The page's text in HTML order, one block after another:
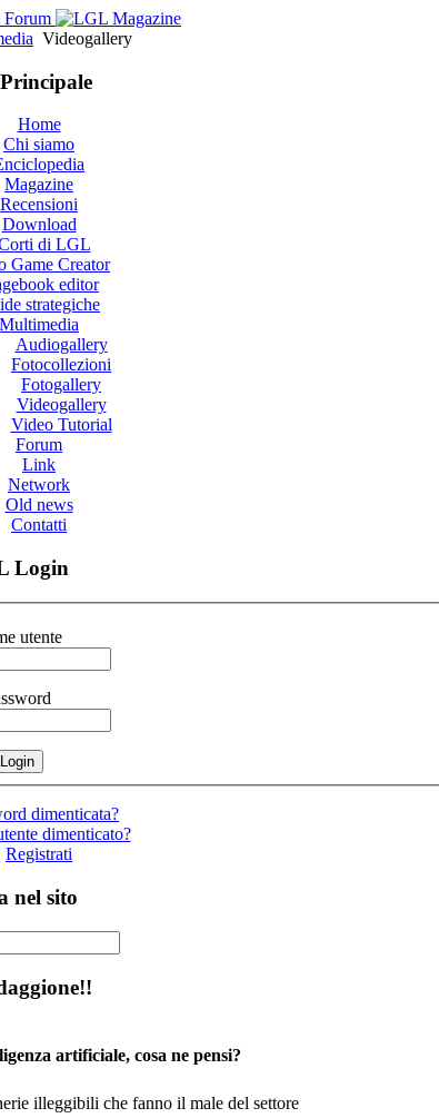
Videogallery
Home
Chi siamo
Magazine
Recensioni
Download
di LGL
Game Creator
editor
strategiche
Multimedia
Audiogallery
Fotocollezioni
Fotogallery
Videogallery
Video Tutorial
Forum
Link
Network
Old news
Contatti
Login
utente
dimenticata?
dimenticato?
Registrati
nel sito
artificiale, cosa ne pensi?
illeggibili che fanno il male del settore